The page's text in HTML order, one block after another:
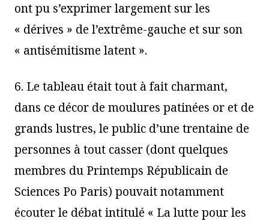
ont pu s’exprimer largement sur les
« dérives » de l’extrême-gauche et sur son
« antisémitisme latent ».
6. Le tableau était tout à fait charmant,
dans ce décor de moulures patinées or et de
grands lustres, le public d’une trentaine de
personnes à tout casser (dont quelques
membres du Printemps Républicain de
Sciences Po Paris) pouvait notamment
écouter le débat intitulé « La lutte pour les